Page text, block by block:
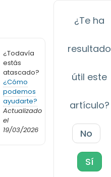
¿Todavía
estás
atascado?
¿Cómo
podemos
ayudarte?
Actualizado
el
19/03/2026
¿Te ha
resultado
útil este
artículo?
No
Sí